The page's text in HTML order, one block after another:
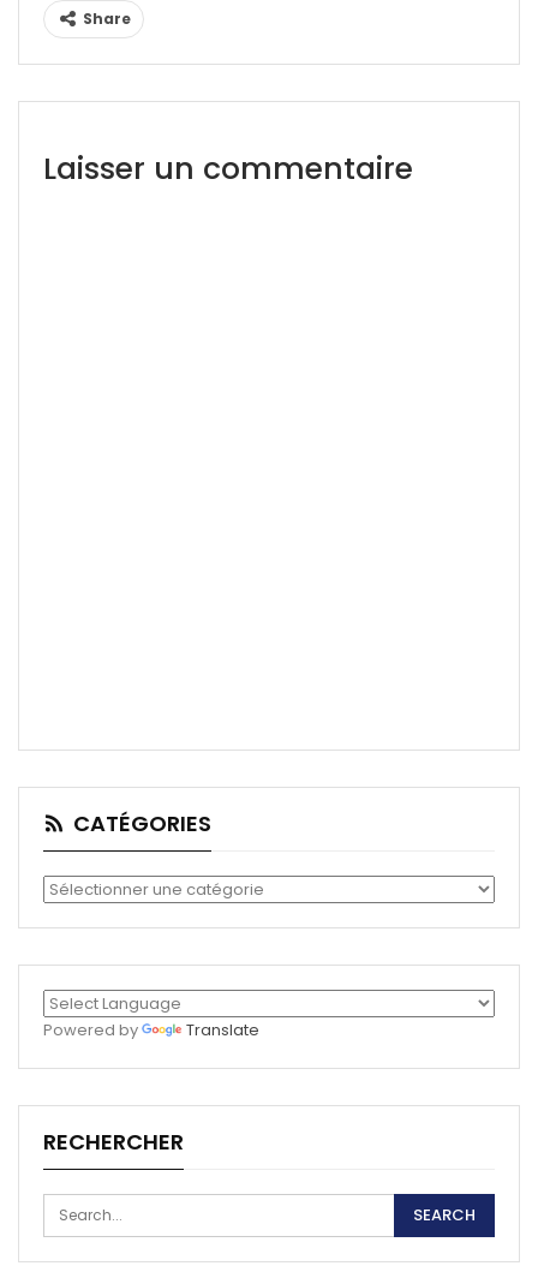
Share
Laisser un commentaire
CATÉGORIES
Catégories
Powered by Translate
RECHERCHER